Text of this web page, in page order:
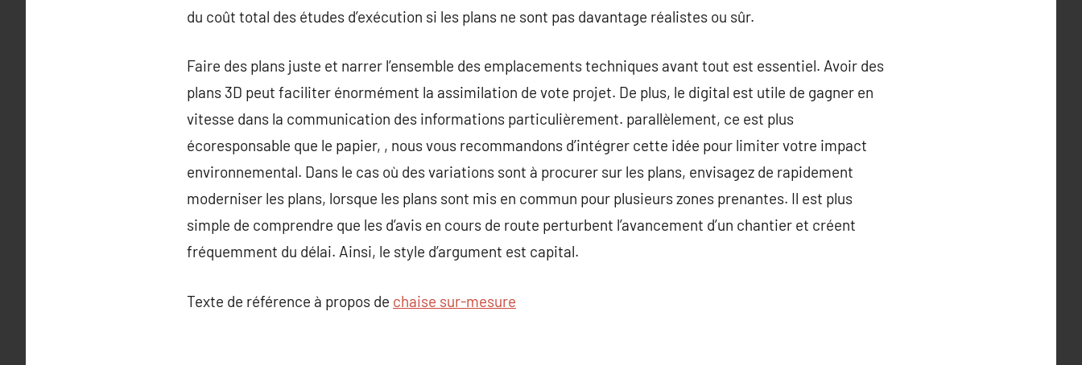
du coût total des études d’exécution si les plans ne sont pas davantage réalistes ou sûr.
Faire des plans juste et narrer l’ensemble des emplacements techniques avant tout est essentiel. Avoir des
plans 3D peut faciliter énormément la assimilation de vote projet. De plus, le digital est utile de gagner en
vitesse dans la communication des informations particulièrement. parallèlement, ce est plus
écoresponsable que le papier, , nous vous recommandons d’intégrer cette idée pour limiter votre impact
environnemental. Dans le cas où des variations sont à procurer sur les plans, envisagez de rapidement
moderniser les plans, lorsque les plans sont mis en commun pour plusieurs zones prenantes. Il est plus
simple de comprendre que les d’avis en cours de route perturbent l’avancement d’un chantier et créent
fréquemment du délai. Ainsi, le style d’argument est capital.
Texte de référence à propos de chaise sur-mesure